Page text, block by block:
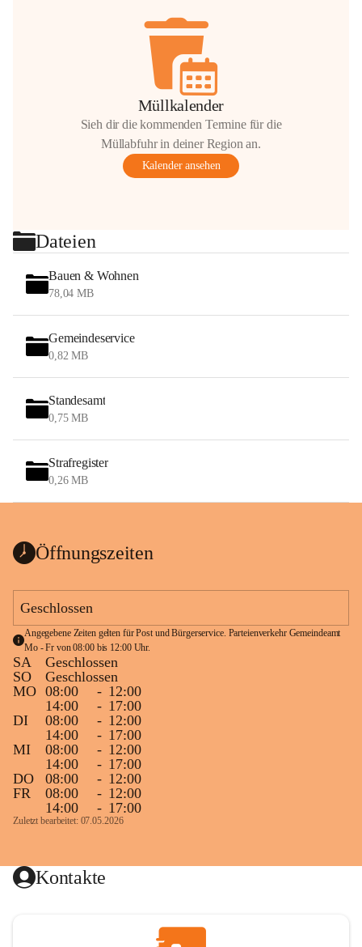
Müllkalender
Sieh dir die kommenden Termine für die
Müllabfuhr in deiner Region an.
Kalender ansehen
Dateien
Bauen & Wohnen
78,04 MB
Gemeindeservice
0,82 MB
Standesamt
0,75 MB
Strafregister
0,26 MB
Öffnungszeiten
Geschlossen
Angegebene Zeiten gelten für Post und Bürgerservice. Parteienverkehr Gemeindeamt
Mo - Fr von 08:00 bis 12:00 Uhr.
SA
Geschlossen
SO
Geschlossen
MO 08:00 - 12:00
14:00
- 17:00
DI
08:00 - 12:00
14:00
- 17:00
MI
08:00 - 12:00
14:00
- 17:00
DO
08:00 - 12:00
FR
08:00 - 12:00
14:00
- 17:00
Zuletzt bearbeitet: 07.05.2026
Kontakte